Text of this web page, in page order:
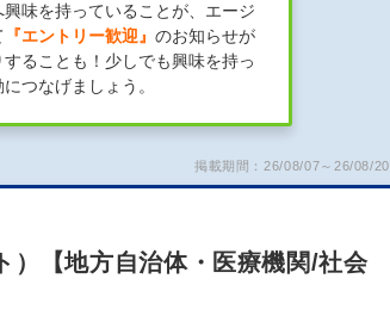
味を持っていることが、エージ
『エントリー歓迎』 のお知らせが
ることも！少しでも興味を持っ
つなげましょう。
掲載期間：26/08/07～26/08/20
）【地方自治体・医療機関/社会